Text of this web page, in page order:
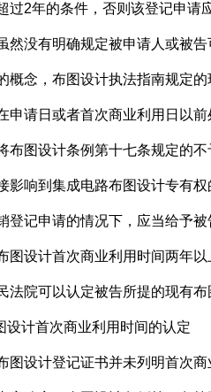
过2年的条件，否则该登记申
没有明确规定被申请人或被告
概念，布图设计执法指南规定
申请日或者首次商业利用日以
布图设计条例第十七条规定的
影响到集成电路布图设计专有
登记申请的情况下，应当给予
图设计首次商业利用时间两年
法院可以认定被告所提的现有
计首次商业利用时间的认定
设计登记证书并未列明首次商